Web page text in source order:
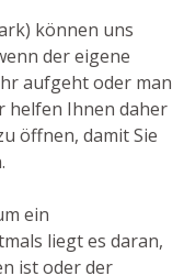
können uns
der eigene
aufgeht oder man
helfen Ihnen daher
öffnen, damit Sie
ein
liegt es daran,
ist oder der